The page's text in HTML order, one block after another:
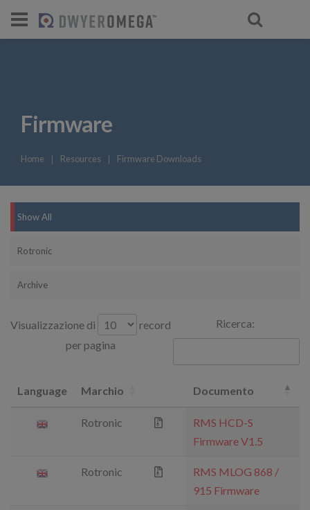
Firmware
Home ❘ Resources ❘ Firmware Downloads
Show All
Rotronic
Archive
Visualizzazione di
record
per pagina
Ricerca:
Language Marchio Documento
Rotronic
RMS HCD-S
Firmware V1.5
Rotronic
RMS MLOG 868 /
915 Firmware